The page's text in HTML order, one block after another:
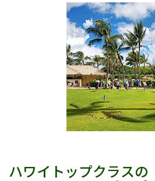
ハワイトップクラスの